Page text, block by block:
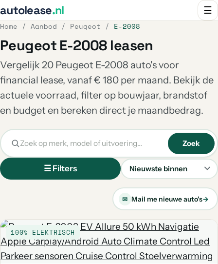
autolease.nl ☰
Home / Aanbod / Peugeot / E-2008
Peugeot E-2008 leasen
Vergelijk 20 Peugeot E-2008 auto's voor
financial lease, vanaf € 180 per maand. Bekijk de
actuele voorraad, filter op bouwjaar, brandstof
en budget en bereken direct je maandbedrag.
☰ Filters
Sorteren
Zoek
✉ Mail me nieuwe auto's→
100% ELEKTRISCH